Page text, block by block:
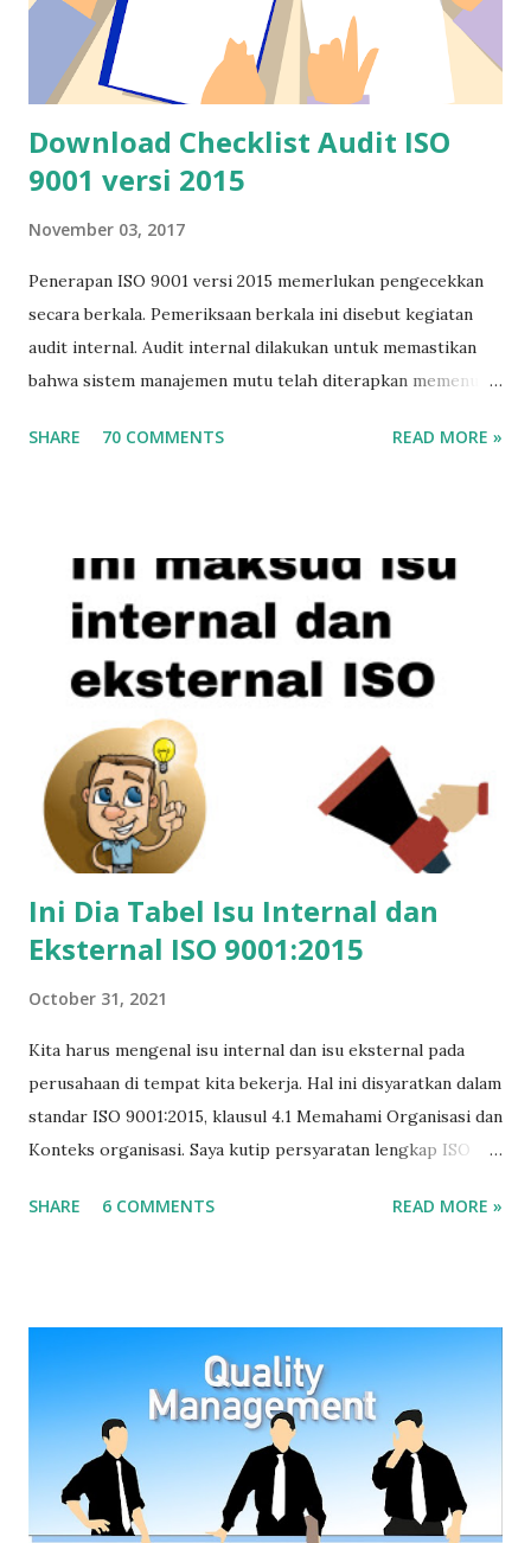
Download Checklist Audit ISO
9001 versi 2015
November 03, 2017
Penerapan ISO 9001 versi 2015 memerlukan pengecekkan
secara berkala. Pemeriksaan berkala ini disebut kegiatan
audit internal. Audit internal dilakukan untuk memastikan
bahwa sistem manajemen mutu telah diterapkan memenuhi
kegiatan audit internal tidak terlalu lama, pelaksanaan audit
checklist audit ISO 9001 versi 2015 (password LIST01) File
Checklist audit ini merupakan sumbangan bapak Safrudin
(syafaran@yahoo.com), anggota WA Grup ISO Semoga file
bermanfaat buat Anda yang bertugas sebagai auditor
sistem manajemen mutu berbasis ISO 9001 versi 2015.
SHARE 70 COMMENTS READ MORE »
Ini Dia Tabel Isu Internal dan
Eksternal ISO 9001:2015
October 31, 2021
Kita harus mengenal isu internal dan isu eksternal pada
perusahaan di tempat kita bekerja. Hal ini disyaratkan dalam
standar ISO 9001:2015, klausul 4.1 Memahami Organisasi dan
Konteks organisasi. Saya kutip persyaratan lengkap ISO
Memahami organisasi dan konteksnya Organisasi harus
meninjau informasi tentang isu internal dan eksternal.
Sumber: SNI ISO 9001:2015
SHARE 6 COMMENTS READ MORE »